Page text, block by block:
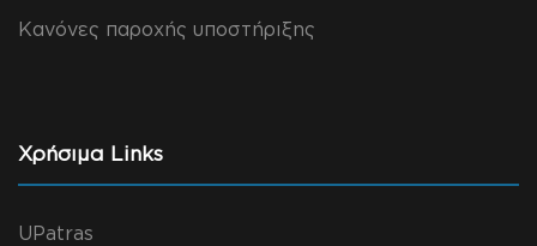
Κανόνες παροχής υποστήριξης
Χρήσιμα Links
UPatras